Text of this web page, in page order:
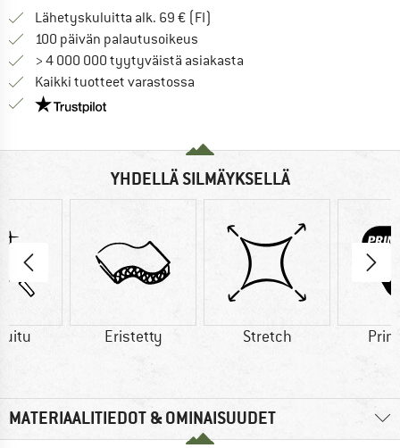
Lähetyskuluitta alk. 69 € (FI)
100 päivän palautusoikeus
> 4 000 000 tyytyväistä asiakasta
Kaikki tuotteet varastossa
Meillä on Trustpilot -sertifiointi - lue lisää tästä!
YHDELLÄ SILMÄYKSELLÄ
Eristetty Stretch
MATERIAALITIEDOT & OMINAISUUDET